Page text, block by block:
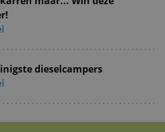
dieselcampers